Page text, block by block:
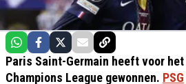
Paris Saint-Germain heeft voor
Champions League gewonnen. PSG